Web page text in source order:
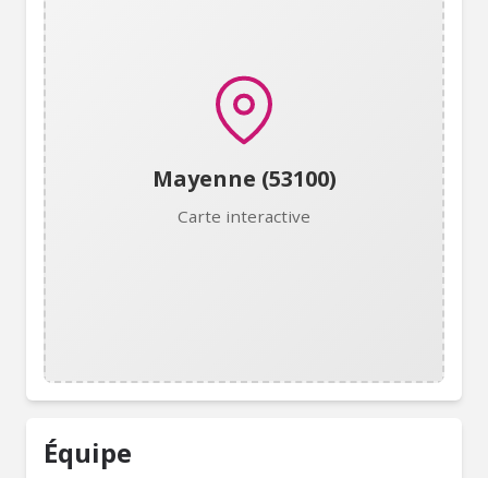
Mayenne (53100)
Carte interactive
Équipe